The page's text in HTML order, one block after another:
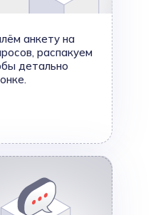
анкету на
распакуем
детально